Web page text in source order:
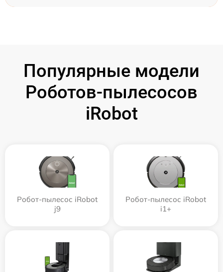
Популярные модели
Роботов-пылесосов
iRobot
Робот-пылесос iRobot
j9
Робот-пылесос iRobot
i1+